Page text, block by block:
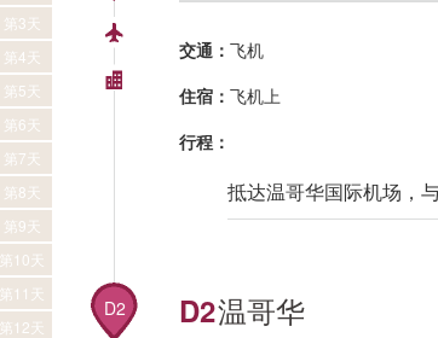
第3天
第4天
第5天
第6天
第7天
第8天
第9天
第10天
第11天
第12天
交通： 飞机
住宿： 飞机上
行程：
抵达温哥华国际机场，
D2 D2温哥华